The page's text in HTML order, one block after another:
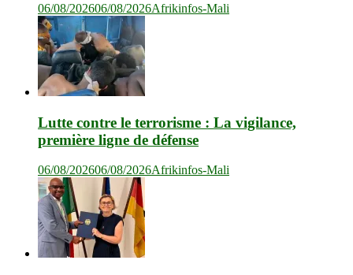
06/08/202606/08/2026Afrikinfos-Mali
Lutte contre le terrorisme : La vigilance,
première ligne de défense
06/08/202606/08/2026Afrikinfos-Mali